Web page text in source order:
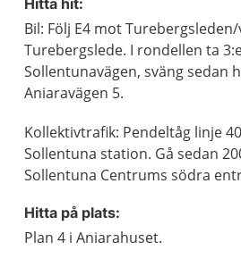
Hitta hit:
Bil: Följ E4 mot
Turebergslede. I rondellen ta
Sollentunavägen, sväng sedan
Aniaravägen 5.
Kollektivtrafik: Pendeltåg linje
Sollentuna station. Gå sedan
Sollentuna Centrums södra
Hitta på plats:
Plan 4 i Aniarahuset.